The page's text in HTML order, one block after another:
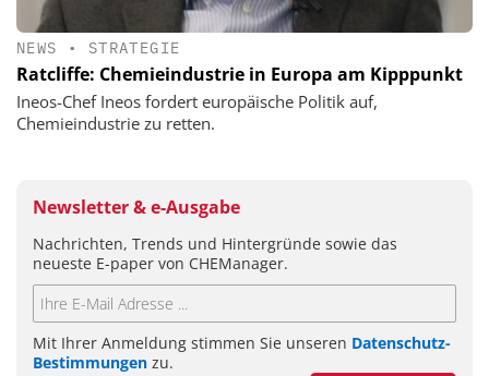
NEWS • STRATEGIE
Ratcliffe: Chemieindustrie in Europa am Kipppunkt
Ineos-Chef Ineos fordert europäische Politik auf,
Chemieindustrie zu retten.
Newsletter & e-Ausgabe
Nachrichten, Trends und Hintergründe sowie das
neueste E-paper von CHEManager.
Mit Ihrer Anmeldung stimmen Sie unseren Datenschutz-
Bestimmungen zu.